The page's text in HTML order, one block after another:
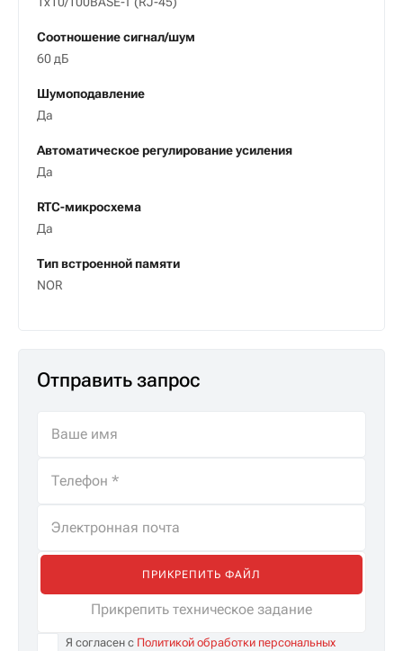
Соотношение сигнал/шум
60 дБ
Шумоподавление
Да
Автоматическое регулирование усиления
Да
RTC-микросхема
Да
Тип встроенной памяти
NOR
Отправить запрос
ПРИКРЕПИТЬ ФАЙЛ
Прикрепить техническое задание
Я согласен с Политикой обработки персональных